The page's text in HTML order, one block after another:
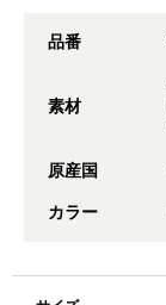
品番
素材
原産国
カラー